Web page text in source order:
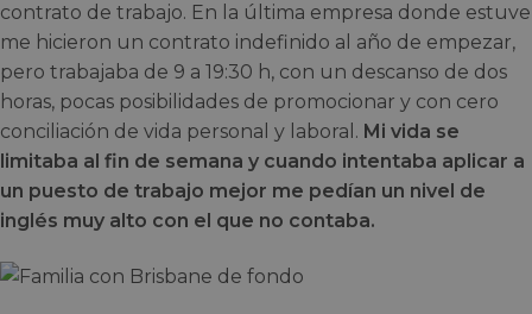
contrato de trabajo. En la última empresa donde estuve
me hicieron un contrato indefinido al año de empezar,
pero trabajaba de 9 a 19:30 h, con un descanso de dos
horas, pocas posibilidades de promocionar y con cero
conciliación de vida personal y laboral. Mi vida se
limitaba al fin de semana y cuando intentaba aplicar a
un puesto de trabajo mejor me pedían un nivel de
inglés muy alto con el que no contaba.